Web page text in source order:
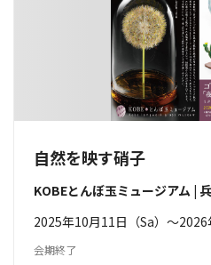
自然を映す硝子
KOBEとんぼ玉ミュージアム |
2025年10月11日（Sa）〜2026
会期終了